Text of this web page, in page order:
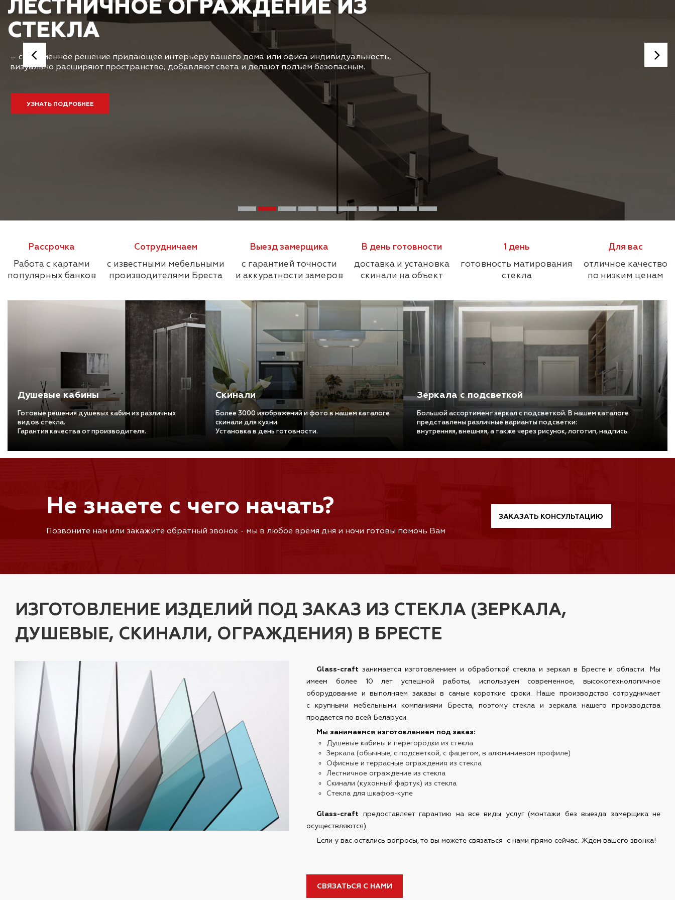
ЛЕСТНИЧНОЕ ОГРАЖДЕНИЕ ИЗ
СТЕКЛА
– современное решение придающее интерьеру вашего дома или офиса индивидуальность,
визуально расширяют пространство, добавляют света и делают подъем безопасным.
УЗНАТЬ ПОДРОБНЕЕ
Рассрочка
Работа с картами
популярных банков
Сотрудничаем
с известными мебельными
производителями Бреста
Выезд замерщика
с гарантией точности
и аккуратности замеров
В день готовности
доставка и установка
скинали на объект
1 день
готовность матирования
стекла
Для вас
отличное качество
по низким ценам
Душевые кабины
Готовые решения душевых кабин из различных
видов стекла.
Гарантия качества от производителя.
Скинали
Более 3000 изображений и фото в нашем каталоге
скинали для кухни.
Установка в день готовности.
Зеркала с подсветкой
Большой ассортимент зеркал с подсветкой. В нашем каталоге
представлены различные варианты подсветки:
внутренняя, внешняя, а также через рисунок, логотип, надпись.
ЗАКАЗАТЬ КОНСУЛЬТАЦИЮ
Не знаете с чего начать?
Позвоните нам или закажите обратный звонок - мы в любое время дня и ночи готовы помочь Вам
ИЗГОТОВЛЕНИЕ ИЗДЕЛИЙ ПОД ЗАКАЗ ИЗ СТЕКЛА (ЗЕРКАЛА,
ДУШЕВЫЕ, СКИНАЛИ, ОГРАЖДЕНИЯ) В БРЕСТЕ
Glass-craftзанимается изготовлением и обработкой стекла и зеркал в Бресте и области. Мы
имеем более 10 лет успешной работы, используем современное, высокотехнологичное
оборудование и выполняем заказы в самые короткие сроки. Наше производство сотрудничает
с крупными мебельными компаниями Бреста, поэтому стекла и зеркала нашего производства
продается по всей Беларуси.
Мы занимаемся изготовлением под заказ:
Душевые кабины и перегородки из стекла
Зеркала (обычные, с подсветкой, с фацетом, в алюминиевом профиле)
Офисные и террасные ограждения из стекла
Лестничное ограждение из стекла
Скинали (кухонный фартук) из стекла
Стекла для шкафов-купе
Glass-craft предоставляет гарантию на все виды услуг (монтажи без выезда замерщика не
осуществляются).
Если у вас остались вопросы, то вы можете связаться с нами прямо сейчас. Ждем вашего звонка!
СВЯЗАТЬСЯ С НАМИ